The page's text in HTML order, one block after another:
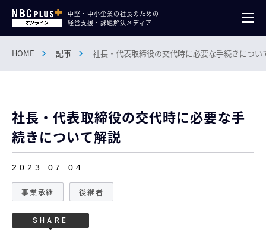
中堅・中小企業の社長のための
経営支援・課題解決メディア
HOME 記事 社長・代表取締役の交代時に必要な手続きについ
社長・代表取締役の交代時に必要な手
続きについて解説
2023.07.04
事業承継 後継者
SHARE